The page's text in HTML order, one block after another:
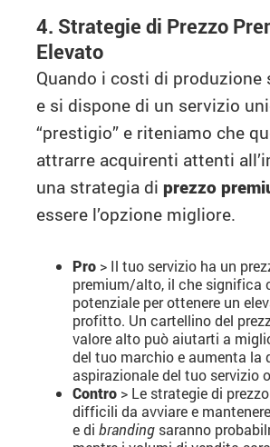
4. Strategie di Prezzo
Elevato
Quando i costi di produzione
e si dispone di un servizio
“prestigio” e riteniamo che
attrarre acquirenti attenti
una strategia di prezzo
essere l’opzione migliore.
Pro > Il tuo servizio ha un
premium/alto, il che significa
potenziale per ottenere un
profitto. Un cartellino del
valore alto può aiutarti a
del tuo marchio e aumenta la
aspirazionale del tuo servizio
Contro > Le strategie di
difficili da avviare e
e di branding saranno